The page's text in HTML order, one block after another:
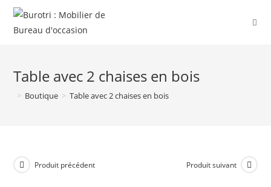
Table avec 2 chaises en bois
> Boutique > Table avec 2 chaises en bois
Produit précédent Produit suivant